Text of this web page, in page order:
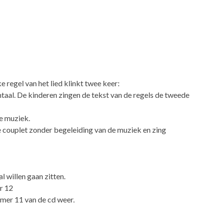
regel van het lied klinkt twee keer:
De kinderen zingen de tekst van de regels de tweede
muziek.
zonder begeleiding van de muziek en zing
willen gaan zitten.
12
11 van de cd weer.